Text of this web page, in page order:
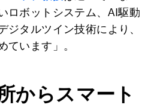
ロボットシステム、AI駆動
ジタルツイン技術により、
ています」。
からスマート